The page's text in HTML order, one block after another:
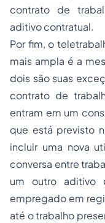
contrato de
aditivo contratual.
Por fim, o
mais ampla é a
dois são suas
contrato de
entram em um
que está previsto
incluir uma nova
conversa entre
um outro aditivo
empregado em
até o trabalho